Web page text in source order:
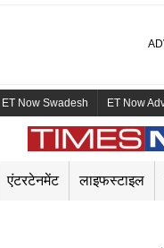
ET Now Swadesh ET Now
एंटरटेनमेंट लाइफस्टाइल